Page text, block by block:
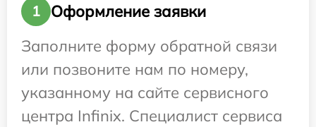
1
Оформление заявки
Заполните форму обратной связи
или позвоните нам по номеру,
указанному на сайте сервисного
центра Infinix. Специалист сервиса